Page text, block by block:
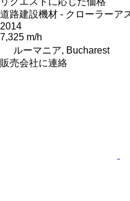
道路建設機材 - クローラーア
2014
7,325 m/h
ルーマニア, Bucharest
販売会社に連絡